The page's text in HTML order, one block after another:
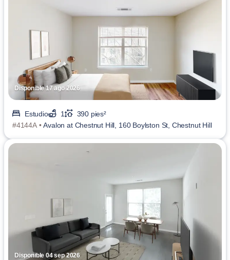
Disponible 17 ago 2026
Estudio 1
390 pies²
#4144A •Avalon at Chestnut Hill, 160 Boylston St, Chestnut Hill
Disponible 04 sep 2026